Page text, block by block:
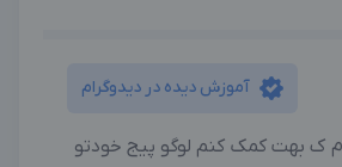
آموزش دیده در دیدوگرام
ک بهت کمک کنم لوگو پیج خودتو